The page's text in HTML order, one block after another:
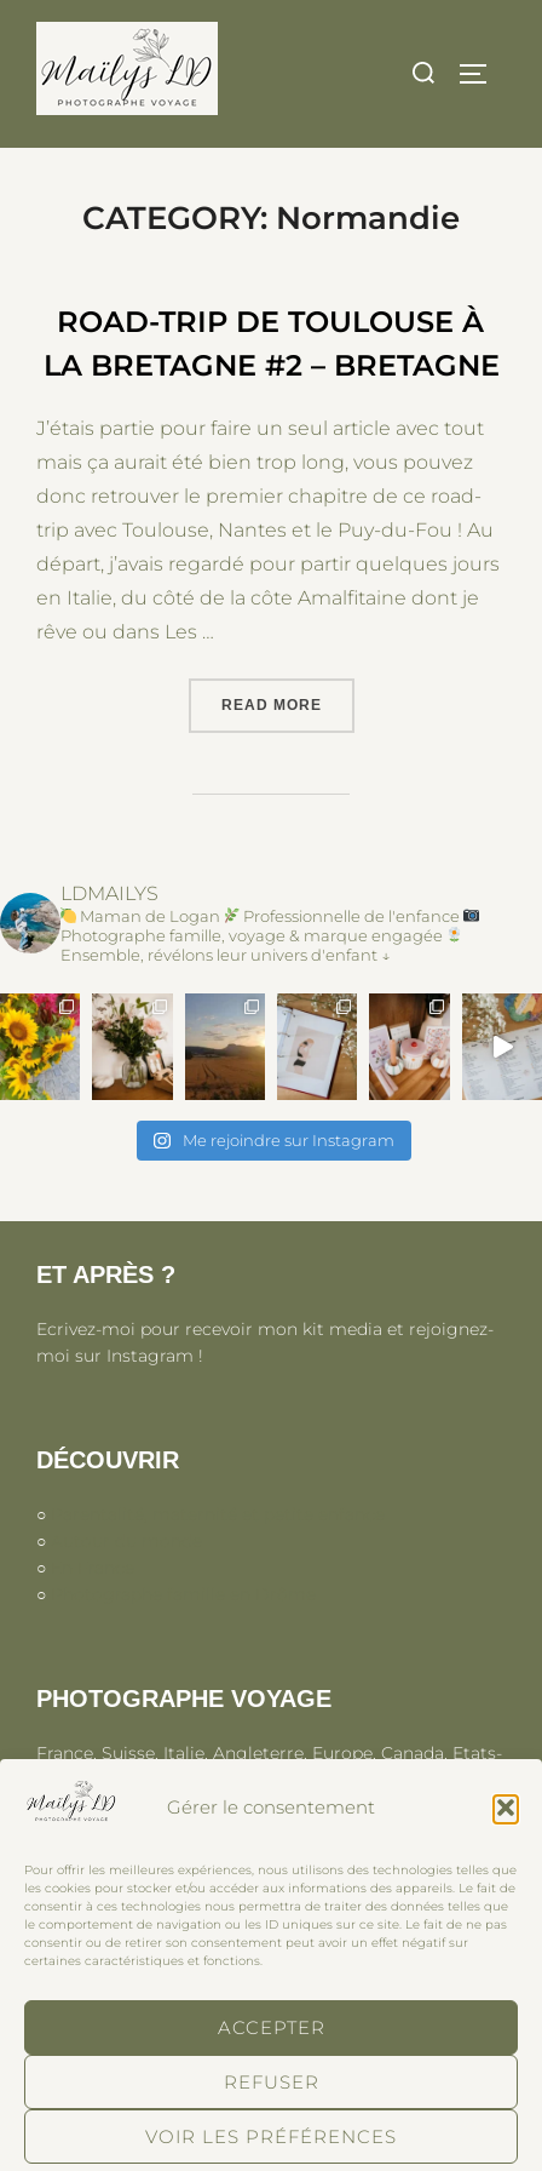
Gérer le consentement
Pour offrir les meilleures expériences, nous utilisons des technologies telles que
les cookies pour stocker et/ou accéder aux informations des appareils. Le fait de
consentir à ces technologies nous permettra de traiter des données telles que
le comportement de navigation ou les ID uniques sur ce site. Le fait de ne pas
consentir ou de retirer son consentement peut avoir un effet négatif sur
certaines caractéristiques et fonctions.
ACCEPTER
REFUSER
VOIR LES PRÉFÉRENCES
content
Search
CATEGORY: Normandie
ROAD-TRIP DE TOULOUSE À
LA BRETAGNE #2 – BRETAGNE
J’étais partie pour faire un seul article avec tout
mais ça aurait été bien trop long, vous pouvez
donc retrouver le premier chapitre de ce road-
trip avec Toulouse, Nantes et le Puy-du-Fou ! Au
départ, j’avais regardé pour partir quelques jours
en Italie, du côté de la côte Amalfitaine dont je
rêve ou dans Les …
READ MORE“ROAD-TRIP DE
LDMAILYS
Maman de Logan
Professionnelle de l'enfance
Photographe famille, voyage & marque engagée
Ensemble, révélons leur univers d'enfant ↓
Me rejoindre sur Instagram
ET APRÈS ?
Ecrivez-moi pour recevoir mon kit media et rejoignez-
moi sur Instagram !
DÉCOUVRIR
○
○
○
○
PHOTOGRAPHE VOYAGE
France, Suisse, Italie, Angleterre, Europe, Canada, Etats-
Unis, Asie.
ON PEUT SE RETROUVER :
Sur Instagram-Sur mon site photographe famille- Par
mail : hello@ldmailys.com
famille
Inspiro ThemebyWPZOOM